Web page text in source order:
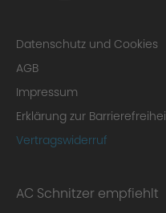
Datenschutz und Cookies
AGB
Impressum
Erklärung zur
Vertragswiderruf
AC Schnitzer empfiehlt